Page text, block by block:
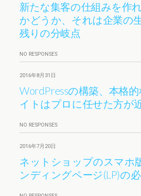
新たな集客の仕組みを作
かどうか、それは企業の
残りの分岐点
NO RESPONSES
2016年8月31日
WordPressの構築、本格
イトはプロに任せた方が
NO RESPONSES
2016年7月20日
ネットショップのスマホ
ンディングページ(LP)の